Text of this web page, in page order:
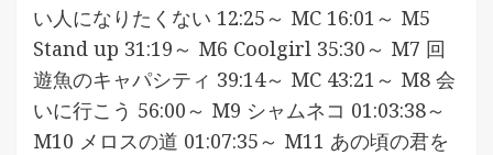
い人になりたくない 12:25～ MC 16:01～ M5
Stand up 31:19～ M6 Coolgirl 35:30～ M7 回
遊魚のキャパシティ 39:14～ MC 43:21～ M8 会
いに行こう 56:00～ M9 シャムネコ 01:03:38～
M10 メロスの道 01:07:35～ M11 あの頃の君を